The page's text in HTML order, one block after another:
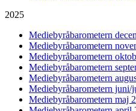
2025
Mediebyråbarometern
Mediebyråbarometern
Mediebyråbarometern
Mediebyråbarometern
Mediebyråbarometern
Mediebyråbarometern juni/
Mediebyråbarometern maj